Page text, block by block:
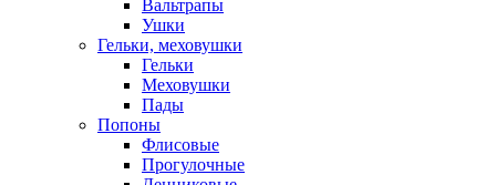
Вальтрапы
Ушки
Гельки, меховушки
Гельки
Меховушки
Пады
Попоны
Флисовые
Прогулочные